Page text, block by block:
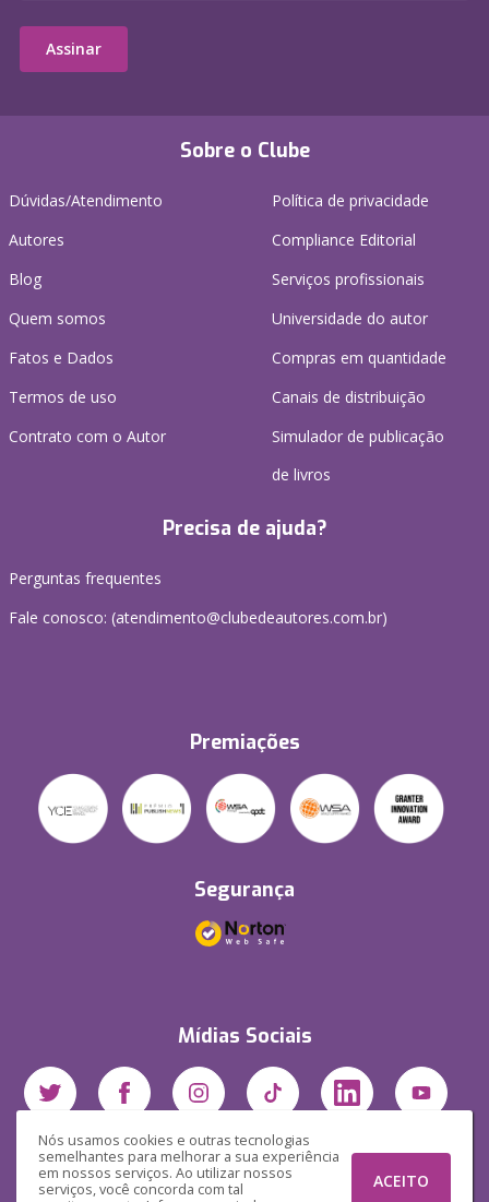
Nós usamos cookies e outras tecnologias
semelhantes para melhorar a sua experiência
em nossos serviços. Ao utilizar nossos
serviços, você concorda com tal
ACEITO
Sobre o Clube
Dúvidas/Atendimento
Autores
Blog
Quem somos
Fatos e Dados
Termos de uso
Contrato com o Autor
Política de privacidade
Compliance Editorial
Serviços profissionais
Universidade do autor
Compras em quantidade
Canais de distribuição
Simulador de publicação
de livros
Precisa de ajuda?
Perguntas frequentes
Fale conosco: (atendimento@clubedeautores.com.br)
Premiações
Segurança
Mídias Sociais
Assinar